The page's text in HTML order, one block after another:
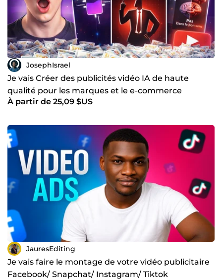
JosephIsrael
Je vais Créer des publicités vidéo IA de haute
qualité pour les marques et le e-commerce
À partir de 25,09 $US
JauresEditing
Je vais faire le montage de votre vidéo publicitaire
Facebook/ Snapchat/ Instagram/ Tiktok